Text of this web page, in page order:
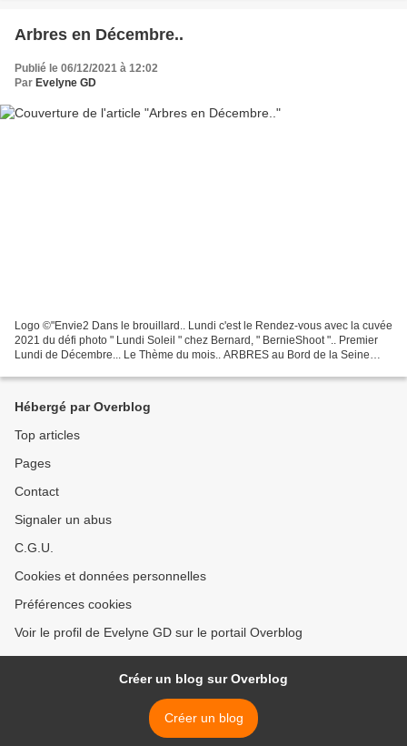
Arbres en Décembre..
Publié le 06/12/2021 à 12:02
Par Evelyne GD
Logo ©"Envie2 Dans le brouillard.. Lundi c'est le Rendez-vous avec la cuvée
2021 du défi photo " Lundi Soleil " chez Bernard, " BernieShoot ".. Premier
Lundi de Décembre... Le Thème du mois.. ARBRES au Bord de la Seine
Hébergé par Overblog
Top articles
Pages
Contact
Signaler un abus
C.G.U.
Cookies et données personnelles
Préférences cookies
Voir le profil de Evelyne GD sur le portail Overblog
Créer un blog sur Overblog
Créer un blog